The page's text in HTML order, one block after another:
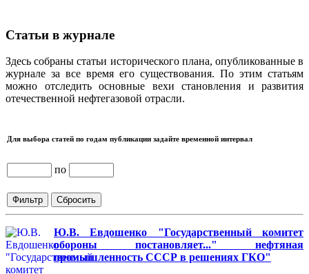
Статьи в журнале
Здесь собраны статьи исторического плана, опубликованные в
журнале за все время его существования. По этим статьям
можно отследить основные вехи становления и развития
отечественной нефтегазовой отрасли.
Для выбора статей по годам публикации задайте временной интервал
по
Ю.В. Евдошенко "Государственный комитет
обороны постановляет..." нефтяная
промышленность СССР в решениях ГКО"